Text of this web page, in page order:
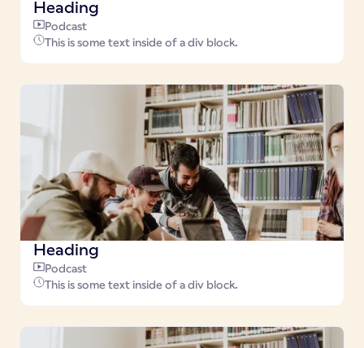
Heading
Podcast
This is some text inside of a div block.
Heading
Podcast
This is some text inside of a div block.